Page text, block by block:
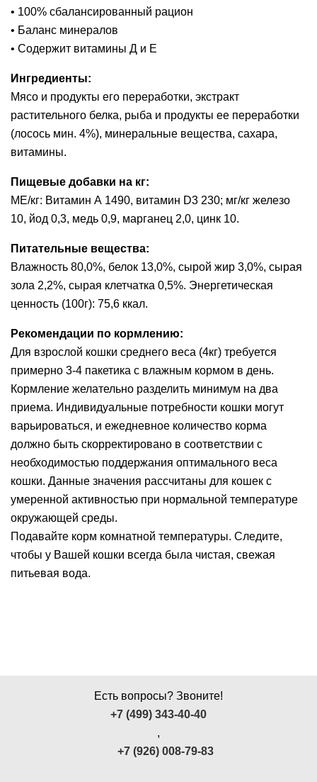
• 100% сбалансированный рацион
• Баланс минералов
• Содержит витамины Д и Е
Ингредиенты:
Мясо и продукты его переработки, экстракт
растительного белка, рыба и продукты ее переработки
(лосось мин. 4%), минеральные вещества, сахара,
витамины.
Пищевые добавки на кг:
МЕ/кг: Витамин А 1490, витамин D3 230; мг/кг железо
10, йод 0,3, медь 0,9, марганец 2,0, цинк 10.
Питательные вещества:
Влажность 80,0%, белок 13,0%, сырой жир 3,0%, сырая
зола 2,2%, сырая клетчатка 0,5%. Энергетическая
ценность (100г): 75,6 ккал.
Рекомендации по кормлению:
Для взрослой кошки среднего веса (4кг) требуется
примерно 3-4 пакетика с влажным кормом в день.
Кормление желательно разделить минимум на два
приема. Индивидуальные потребности кошки могут
варьироваться, и ежедневное количество корма
должно быть скорректировано в соответствии с
необходимостью поддержания оптимального веса
кошки. Данные значения рассчитаны для кошек с
умеренной активностью при нормальной температуре
окружающей среды.
Подавайте корм комнатной температуры. Следите,
чтобы у Вашей кошки всегда была чистая, свежая
питьевая вода.
Есть вопросы? Звоните!
+7 (499) 343-40-40
,
+7 (926) 008-79-83